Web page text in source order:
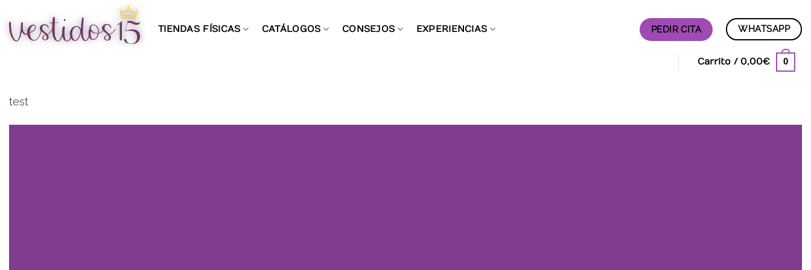
contenido
TIENDAS FÍSICAS CATÁLOGOS CONSEJOS EXPERIENCIAS PEDIR CITA WHATSAPP
Carrito / 0,00€ 0
test